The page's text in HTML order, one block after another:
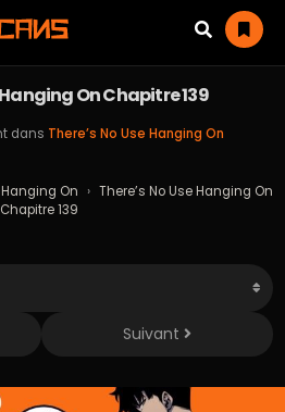
Hanging On Chapitre 139
dans There’s No Use Hanging On
Hanging On › There’s No Use Hanging On
Chapitre 139
Suivant